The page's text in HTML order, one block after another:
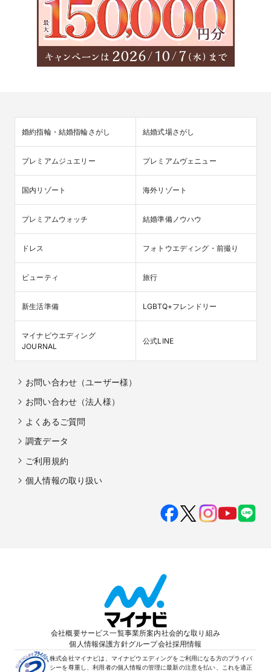
婚約指輪・結婚指輪さがし 結婚式場さがし
プレミアムジュエリー プレミアムヴェニュー
国内リゾート 海外リゾート
プレミアムウォッチ 結婚準備ノウハウ
ドレス フォトウエディング・前撮り
ビューティ 旅行
新生活準備 LGBTQ+フレンドリー
マイナビウエディング
JOURNAL
公式LINE
お問い合わせ（ユーザー様）
お問い合わせ（法人様）
よくあるご質問
調査データ
ご利用規約
個人情報の取り扱い
会社概要サービス一覧事業所案内社会的な取り組み
個人情報保護方針グループ会社採用情報
株式会社マイナビは、マイナビウエディングをご利用になる方のプライバ
シーを尊重し、利用者の個人情報の管理に最新の注意を払い、これを適正